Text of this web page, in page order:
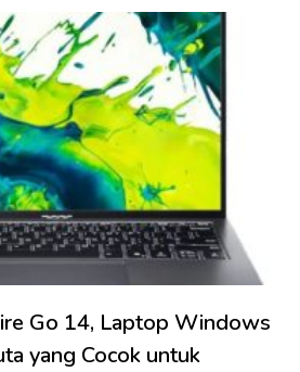
Go 14, Laptop Windows
yang Cocok untuk